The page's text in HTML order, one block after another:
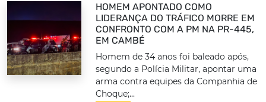
HOMEM APONTADO COMO
LIDERANÇA DO TRÁFICO MORRE EM
CONFRONTO COM A PM NA PR-445,
EM CAMBÉ
Homem de 34 anos foi baleado após,
segundo a Polícia Militar, apontar uma
arma contra equipes da Companhia de
Choque;...